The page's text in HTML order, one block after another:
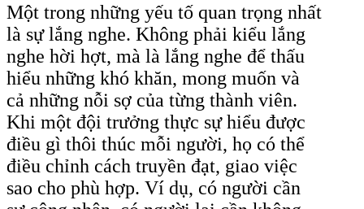
Một trong những yếu tố quan trọng nhất
là sự lắng nghe. Không phải kiểu lắng
nghe hời hợt, mà là lắng nghe để thấu
hiểu những khó khăn, mong muốn và
cả những nỗi sợ của từng thành viên.
Khi một đội trưởng thực sự hiểu được
điều gì thôi thúc mỗi người, họ có thể
điều chỉnh cách truyền đạt, giao việc
sao cho phù hợp. Ví dụ, có người cần